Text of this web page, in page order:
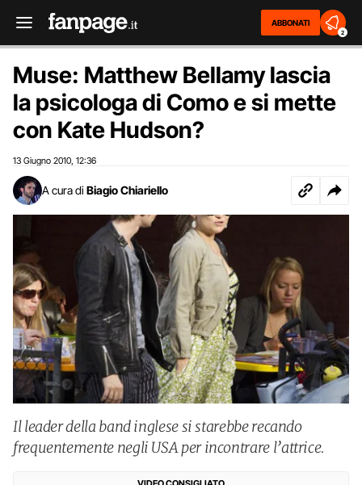
ABBONATI
2
Muse: Matthew Bellamy lascia
la psicologa di Como e si mette
con Kate Hudson?
13 Giugno 2010 12:36
A cura di Biagio Chiariello
Il leader della band inglese si starebbe recando
frequentemente negli USA per incontrare l’attrice.